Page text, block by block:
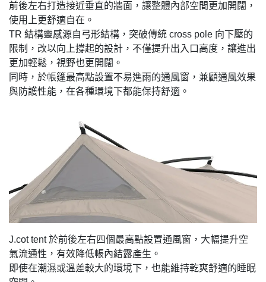
前後左右打造接近垂直的牆面，讓整體內部空間更加開闊，
使用上更舒適自在。
TR 結構靈感源自弓形結構，突破傳統 cross pole 向下壓的
限制，改以向上撐起的設計，不僅提升出入口高度，讓進出
更加輕鬆，視野也更開闊。
同時，於帳篷最高點設置不易進雨的通風窗，兼顧通風效果
與防護性能，在各種環境下都能保持舒適。
J.cot tent 於前後左右四個最高點設置通風窗，大幅提升空
氣流通性，有效降低帳內結露產生。
即使在潮濕或溫差較大的環境下，也能維持乾爽舒適的睡眠